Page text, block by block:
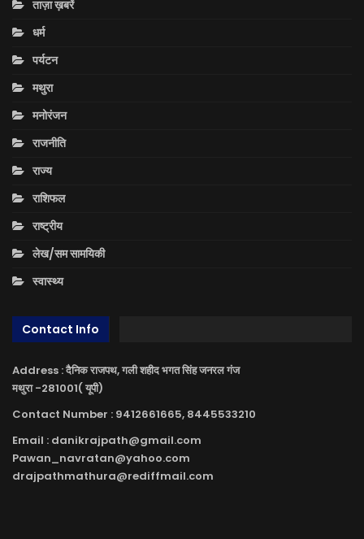
ताज़ा ख़बरें
धर्म
पर्यटन
मथुरा
मनोरंजन
राजनीति
राज्य
राशिफल
राष्ट्रीय
लेख/सम सामयिकी
स्वास्थ्य
Contact Info
Address : दैनिक राजपथ, गली शहीद भगत सिंह जनरल गंज
मथुरा -281001( यूपी)
Contact Number : 9412661665, 8445533210
Email : danikrajpath@gmail.com
Pawan_navratan@yahoo.com
drajpathmathura@rediffmail.com